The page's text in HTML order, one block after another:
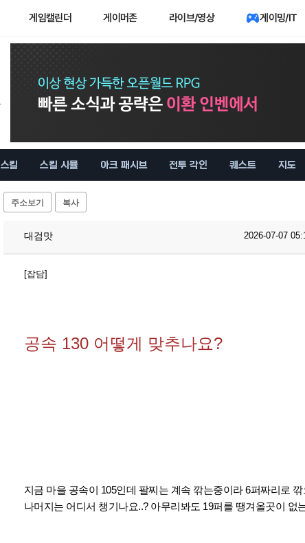
게임캘린더 게이머존 라이브/영상 게이밍/IT
스킬 스킬 시뮬 아크 패시브 전투 각인 퀘스트 지도
주소보기 복사
대검맛 2026-07-07
[잡담]
공속 130 어떻게 맞추나요?
지금 마을 공속이 105인데 팔찌는 계속 깎는중이라 6퍼짜리로
나머지는 어디서 챙기나요..? 아무리봐도 19퍼를 땡겨올곳이 없